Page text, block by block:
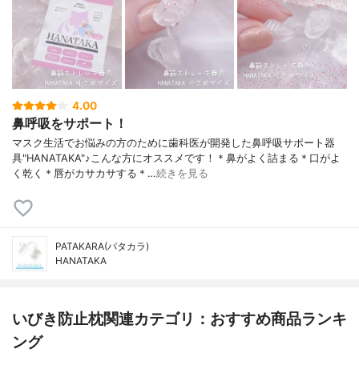
4.00
鼻呼吸をサポート！
マスク生活でお悩みの方のために歯科医が開発した鼻呼吸サポート器
具"HANATAKA"♪こんな方にオススメです！＊鼻がよく詰まる＊口がよ
く乾く＊唇がカサカサする＊…続きを見る
PATAKARA(パタカラ)
HANATAKA
いびき防止枕関連カテゴリ：おすすめ商品ランキ
ング